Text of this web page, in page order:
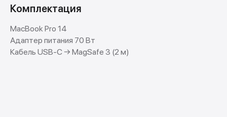
Комплектация
MacBook Pro 14
Адаптер питания 70 Вт
Кабель USB-C → MagSafe 3 (2 м)